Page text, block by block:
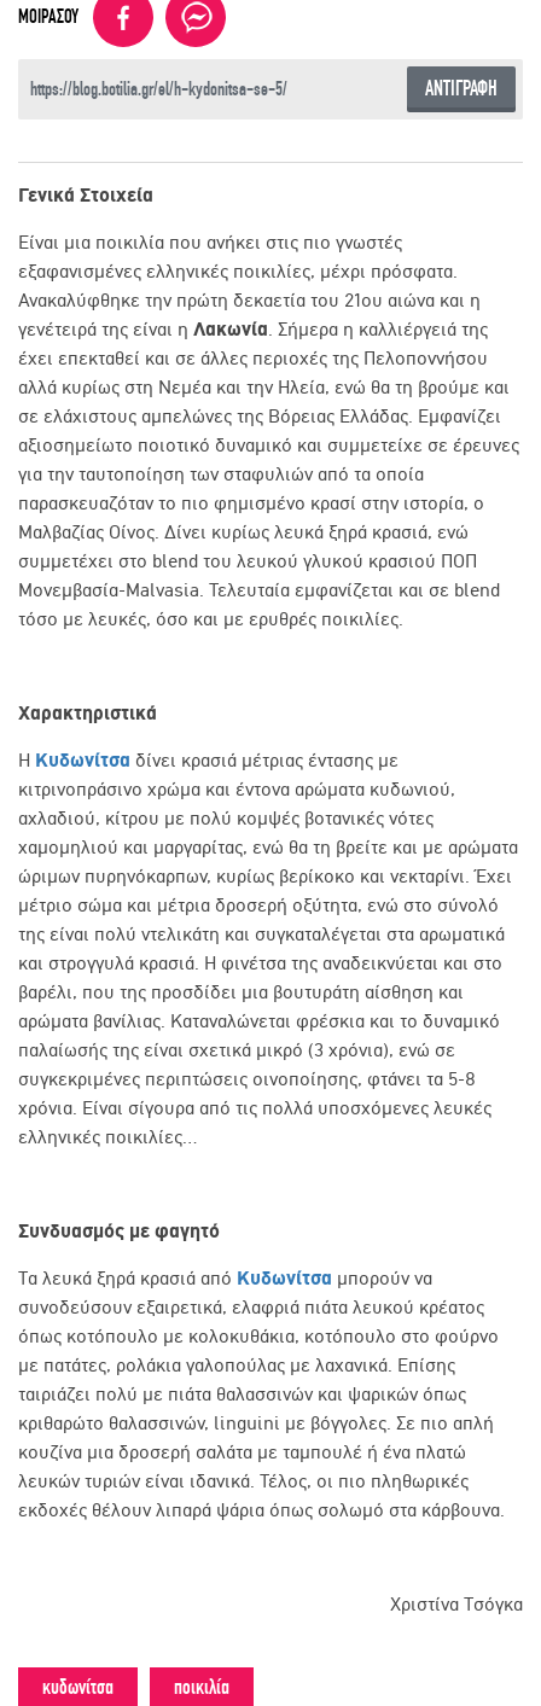
ΜΟΙΡΑΣΟΥ
ΑΝΤΙΓΡΑΦΗ
Γενικά Στοιχεία
Είναι μια ποικιλία που ανήκει στις πιο γνωστές
εξαφανισμένες ελληνικές ποικιλίες, μέχρι πρόσφατα.
Ανακαλύφθηκε την πρώτη δεκαετία του 21ου αιώνα και η
γενέτειρά της είναι η Λακωνία. Σήμερα η καλλιέργειά της
έχει επεκταθεί και σε άλλες περιοχές της Πελοποννήσου
αλλά κυρίως στη Νεμέα και την Ηλεία, ενώ θα τη βρούμε και
σε ελάχιστους αμπελώνες της Βόρειας Ελλάδας. Εμφανίζει
αξιοσημείωτο ποιοτικό δυναμικό και συμμετείχε σε έρευνες
για την ταυτοποίηση των σταφυλιών από τα οποία
παρασκευαζόταν το πιο φημισμένο κρασί στην ιστορία, ο
Μαλβαζίας Οίνος. Δίνει κυρίως λευκά ξηρά κρασιά, ενώ
συμμετέχει στο blend του λευκού γλυκού κρασιού ΠΟΠ
Μονεμβασία-Malvasia. Τελευταία εμφανίζεται και σε blend
τόσο με λευκές, όσο και με ερυθρές ποικιλίες.
Χαρακτηριστικά
Η Κυδωνίτσα δίνει κρασιά μέτριας έντασης με
κιτρινοπράσινο χρώμα και έντονα αρώματα κυδωνιού,
αχλαδιού, κίτρου με πολύ κομψές βοτανικές νότες
χαμομηλιού και μαργαρίτας, ενώ θα τη βρείτε και με αρώματα
ώριμων πυρηνόκαρπων, κυρίως βερίκοκο και νεκταρίνι. Έχει
μέτριο σώμα και μέτρια δροσερή οξύτητα, ενώ στο σύνολό
της είναι πολύ ντελικάτη και συγκαταλέγεται στα αρωματικά
και στρογγυλά κρασιά. Η φινέτσα της αναδεικνύεται και στο
βαρέλι, που της προσδίδει μια βουτυράτη αίσθηση και
αρώματα βανίλιας. Καταναλώνεται φρέσκια και το δυναμικό
παλαίωσής της είναι σχετικά μικρό (3 χρόνια), ενώ σε
συγκεκριμένες περιπτώσεις οινοποίησης, φτάνει τα 5-8
χρόνια. Είναι σίγουρα από τις πολλά υποσχόμενες λευκές
ελληνικές ποικιλίες…
Συνδυασμός με φαγητό
Τα λευκά ξηρά κρασιά από Κυδωνίτσα μπορούν να
συνοδεύσουν εξαιρετικά, ελαφριά πιάτα λευκού κρέατος
όπως κοτόπουλο με κολοκυθάκια, κοτόπουλο στο φούρνο
με πατάτες, ρολάκια γαλοπούλας με λαχανικά. Επίσης
ταιριάζει πολύ με πιάτα θαλασσινών και ψαρικών όπως
κριθαρώτο θαλασσινών, linguini με βόγγολες. Σε πιο απλή
κουζίνα μια δροσερή σαλάτα με ταμπουλέ ή ένα πλατώ
λευκών τυριών είναι ιδανικά. Τέλος, οι πιο πληθωρικές
εκδοχές θέλουν λιπαρά ψάρια όπως σολωμό στα κάρβουνα.
Χριστίνα Τσόγκα
κυδωνίτσα ποικιλία